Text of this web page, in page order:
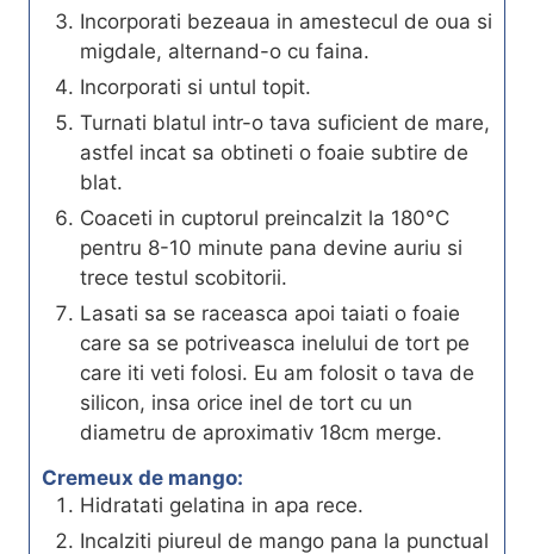
Incorporati bezeaua in amestecul de oua si
migdale, alternand-o cu faina.
Incorporati si untul topit.
Turnati blatul intr-o tava suficient de mare,
astfel incat sa obtineti o foaie subtire de
blat.
Coaceti in cuptorul preincalzit la 180°C
pentru 8-10 minute pana devine auriu si
trece testul scobitorii.
Lasati sa se raceasca apoi taiati o foaie
care sa se potriveasca inelului de tort pe
care iti veti folosi. Eu am folosit o tava de
silicon, insa orice inel de tort cu un
diametru de aproximativ 18cm merge.
Cremeux de mango:
Hidratati gelatina in apa rece.
Incalziti piureul de mango pana la punctual